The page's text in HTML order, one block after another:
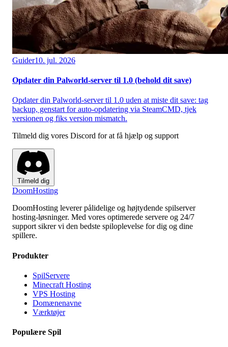
Guider10. jul. 2026
Opdater din Palworld-server til 1.0 (behold dit save)
Opdater din Palworld-server til 1.0 uden at miste dit save: tag
backup, genstart for auto-opdatering via SteamCMD, tjek
versionen og fiks version mismatch.
Tilmeld dig vores Discord for at få hjælp og support
Tilmeld dig
DoomHosting
DoomHosting leverer pålidelige og højtydende spilserver
hosting-løsninger. Med vores optimerede servere og 24/7
support sikrer vi den bedste spiloplevelse for dig og dine
spillere.
Produkter
SpilServere
Minecraft Hosting
VPS Hosting
Domænenavne
Værktøjer
Populære Spil